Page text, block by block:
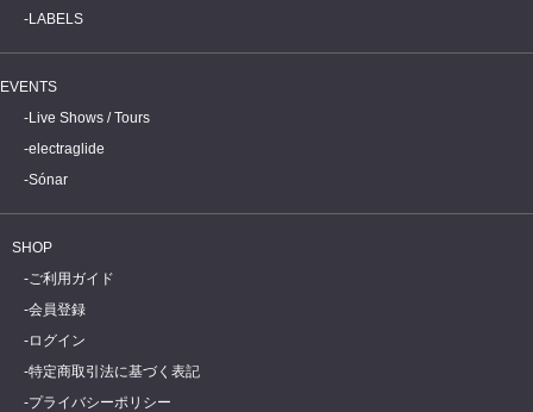
LABELS
EVENTS
Live Shows / Tours
electraglide
Sónar
SHOP
ご利用ガイド
会員登録
ログイン
特定商取引法に基づく表記
プライバシーポリシー